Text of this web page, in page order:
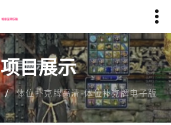
项目展示
体位扑克牌高清-体位扑克牌电子版